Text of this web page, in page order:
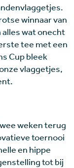
winnaar van
alles wat onecht
tee met een
Cup bleek
vlaggetjes,
weken terug
toernooi
en hippe
tot bij